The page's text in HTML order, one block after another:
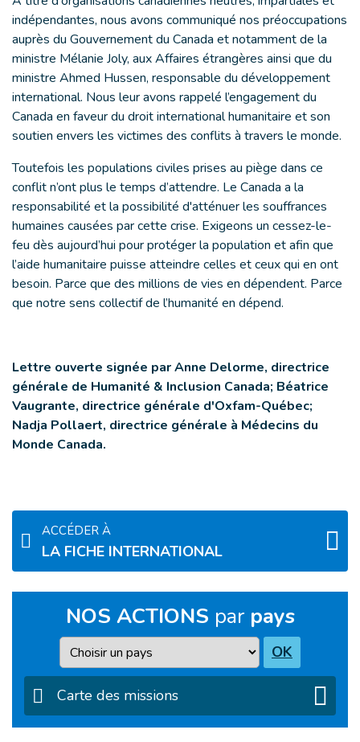
indépendantes, nous avons communiqué nos préoccupations
auprès du Gouvernement du Canada et notamment de la
ministre Mélanie Joly, aux Affaires étrangères ainsi que du
ministre Ahmed Hussen, responsable du développement
international. Nous leur avons rappelé l’engagement du
Canada en faveur du droit international humanitaire et son
soutien envers les victimes des conflits à travers le monde.
Toutefois les populations civiles prises au piège dans ce
conflit n’ont plus le temps d’attendre. Le Canada a la
responsabilité et la possibilité d'atténuer les souffrances
humaines causées par cette crise. Exigeons un cessez-le-
feu dès aujourd’hui pour protéger la population et afin que
l’aide humanitaire puisse atteindre celles et ceux qui en ont
besoin. Parce que des millions de vies en dépendent. Parce
que notre sens collectif de l’humanité en dépend.
Lettre ouverte signée par Anne Delorme, directrice
générale de Humanité & Inclusion Canada; Béatrice
Vaugrante, directrice générale d'Oxfam-Québec;
Nadja Pollaert, directrice générale à Médecins du
Monde Canada.
ACCÉDER À
LA FICHE INTERNATIONAL
NOS ACTIONS par pays
Pays OK
Carte des missions